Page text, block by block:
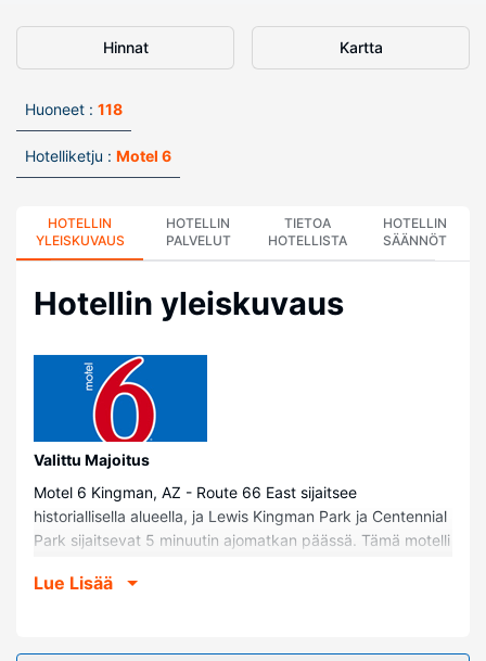
Hinnat Kartta
Huoneet : 118
Hotelliketju : Motel 6
HOTELLIN
YLEISKUVAUS
HOTELLIN
PALVELUT
TIETOA
HOTELLISTA
HOTELLIN
SÄÄNNÖT
Hotellin yleiskuvaus
Valittu Majoitus
Motel 6 Kingman, AZ - Route 66 East sijaitsee
historiallisella alueella, ja Lewis Kingman Park ja Centennial
Park sijaitsevat 5 minuutin ajomatkan päässä. Tämä motelli
Library ja 2,8 km:n päässä kohteesta Centennial Dog Park.
Kaikkien 118 huoneen mukavuuksiin kuuluu ilmastointi.
Lue Lisää